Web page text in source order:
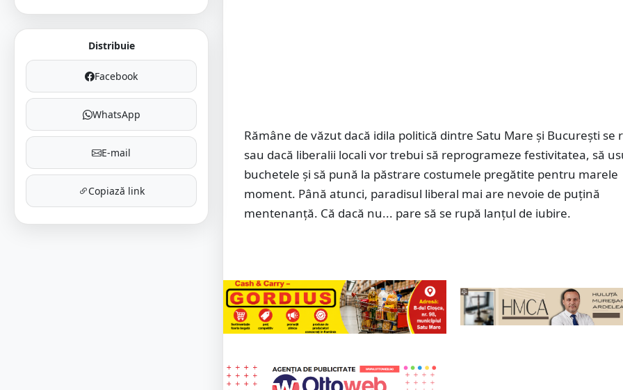
Distribuie
Facebook
WhatsApp
E-mail
Copiază link
Rămâne de văzut dacă idila politică dintre Satu Mare și București se
sau dacă liberalii locali vor trebui să reprogrameze festivitatea, să
buchetele și să pună la păstrare costumele pregătite pentru marele
moment. Până atunci, paradisul liberal mai are nevoie de puțină
mentenanță. Că dacă nu... pare să se rupă lanțul de iubire.